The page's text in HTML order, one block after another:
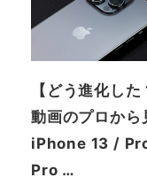
【どう進化した
動画のプロから
iPhone 13 /
Pro …